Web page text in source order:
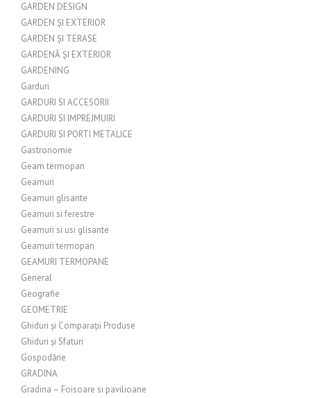
GARDEN DESIGN
GARDEN ȘI EXTERIOR
GARDEN ȘI TERASE
GARDENĂ ȘI EXTERIOR
GARDENING
Garduri
GARDURI SI ACCESORII
GARDURI SI IMPREJMUIRI
GARDURI SI PORTI METALICE
Gastronomie
Geam termopan
Geamuri
Geamuri glisante
Geamuri si ferestre
Geamuri si usi glisante
Geamuri termopan
GEAMURI TERMOPANE
General
Geografie
GEOMETRIE
Ghiduri și Comparații Produse
Ghiduri și Sfaturi
Gospodărie
GRADINA
Gradina – Foisoare si pavilioane